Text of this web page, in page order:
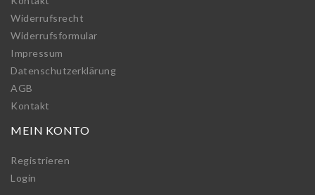
Widerrufs­recht
Widerrufs­formular
Impressum
Daten­schutz­erklärung
AGB
Kontakt
MEIN KONTO
Registrieren
Login